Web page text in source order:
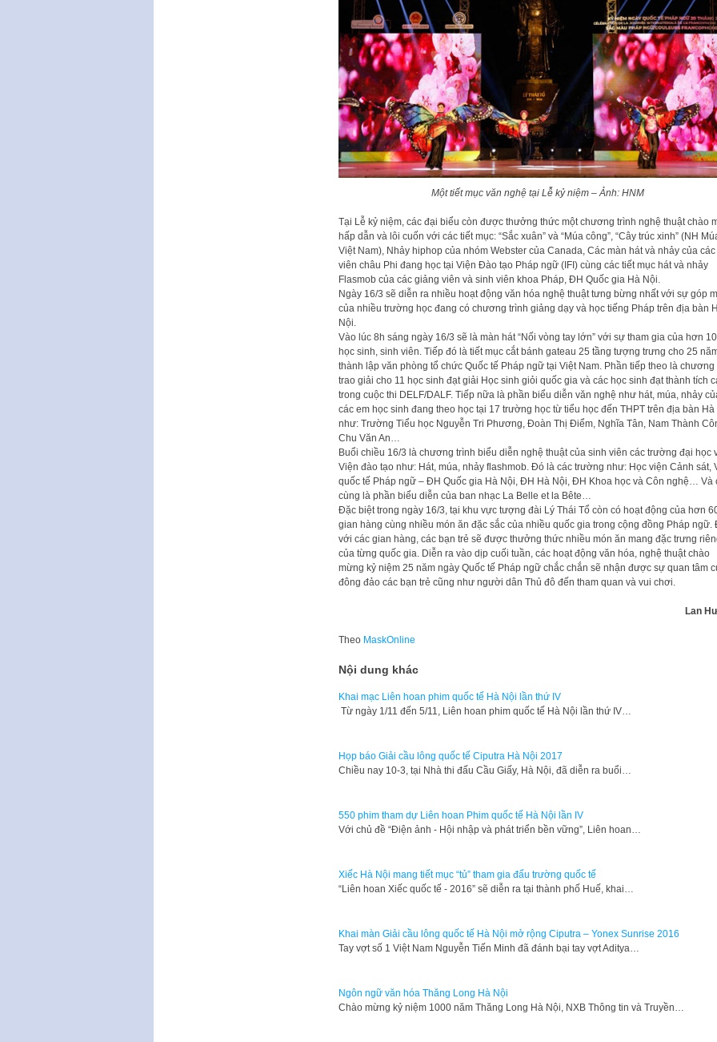
Một tiết mục văn nghệ tại Lễ kỷ niệm – Ảnh: HNM
Tại Lễ kỷ niệm, các đại biểu còn được thưởng thức một chương trình nghệ thuật chào
hấp dẫn và lôi cuốn với các tiết mục: “Sắc xuân” và “Múa công”, “Cây trúc xinh” (NH
Việt Nam), Nhảy hiphop của nhóm Webster của Canada, Các màn hát và nhảy của các
viên châu Phi đang học tại Viện Đào tạo Pháp ngữ (IFI) cùng các tiết mục hát và nhảy
Flasmob của các giảng viên và sinh viên khoa Pháp, ĐH Quốc gia Hà Nội.
Ngày 16/3 sẽ diễn ra nhiều hoạt động văn hóa nghệ thuật tưng bừng nhất với sự góp
của nhiều trường học đang có chương trình giảng dạy và học tiếng Pháp trên địa bàn
Nội.
Vào lúc 8h sáng ngày 16/3 sẽ là màn hát “Nối vòng tay lớn” với sự tham gia của hơn
học sinh, sinh viên. Tiếp đó là tiết mục cắt bánh gateau 25 tầng tượng trưng cho 25
thành lập văn phòng tổ chức Quốc tế Pháp ngữ tại Việt Nam. Phần tiếp theo là chương
trao giải cho 11 học sinh đạt giải Học sinh giỏi quốc gia và các học sinh đạt thành tích
trong cuộc thi DELF/DALF. Tiếp nữa là phần biểu diễn văn nghệ như hát, múa, nhảy
các em học sinh đang theo học tại 17 trường học từ tiểu học đến THPT trên địa bàn Hà
như: Trường Tiểu học Nguyễn Tri Phương, Đoàn Thị Điểm, Nghĩa Tân, Nam Thành
Chu Văn An…
Buổi chiều 16/3 là chương trình biểu diễn nghệ thuật của sinh viên các trường đại học
Viện đào tạo như: Hát, múa, nhảy flashmob. Đó là các trường như: Học viện Cảnh sát,
quốc tế Pháp ngữ – ĐH Quốc gia Hà Nội, ĐH Hà Nội, ĐH Khoa học và Côn nghệ… Và
cùng là phần biểu diễn của ban nhạc La Belle et la Bête…
Đặc biệt trong ngày 16/3, tại khu vực tượng đài Lý Thái Tổ còn có hoạt động của hơn
gian hàng cùng nhiều món ăn đặc sắc của nhiều quốc gia trong cộng đồng Pháp ngữ.
với các gian hàng, các bạn trẻ sẽ được thưởng thức nhiều món ăn mang đặc trưng
của từng quốc gia. Diễn ra vào dịp cuối tuần, các hoạt động văn hóa, nghệ thuật chào
mừng kỷ niệm 25 năm ngày Quốc tế Pháp ngữ chắc chắn sẽ nhận được sự quan tâm
đông đảo các bạn trẻ cũng như người dân Thủ đô đến tham quan và vui chơi.
Lan
Theo MaskOnline
Nội dung khác
Khai mạc Liên hoan phim quốc tế Hà Nội lần thứ IV
Từ ngày 1/11 đến 5/11, Liên hoan phim quốc tế Hà Nội lần thứ IV…
Họp báo Giải cầu lông quốc tế Ciputra Hà Nội 2017
Chiều nay 10-3, tại Nhà thi đấu Cầu Giấy, Hà Nội, đã diễn ra buổi…
550 phim tham dự Liên hoan Phim quốc tế Hà Nội lần IV
Với chủ đề “Điện ảnh - Hội nhập và phát triển bền vững”, Liên hoan…
Xiếc Hà Nội mang tiết mục “tủ” tham gia đấu trường quốc tế
“Liên hoan Xiếc quốc tế - 2016” sẽ diễn ra tại thành phố Huế, khai…
Khai màn Giải cầu lông quốc tế Hà Nội mở rộng Ciputra – Yonex Sunrise 2016
Tay vợt số 1 Việt Nam Nguyễn Tiến Minh đã đánh bại tay vợt Aditya…
Ngôn ngữ văn hóa Thăng Long Hà Nội
​Chào mừng kỷ niệm 1000 năm Thăng Long Hà Nội, NXB Thông tin và Truyền…